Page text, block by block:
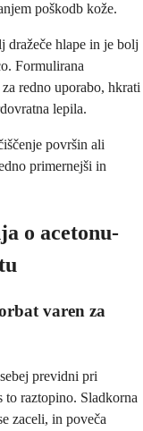
poškodb kože.
dražeče hlape in je bolj
Formulirana
redno uporabo, hkrati
lepila.
površin ali
primernejši in
o acetonu-
varen za
previdni pri
raztopino. Sladkorna
zaceli, in poveča